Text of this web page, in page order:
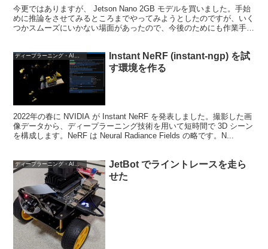
今更ではありますが、 Jetson Nano 2GB モデルを買いました。手始
めに推論をさせてみるところまでやってみようとしたのですが、いく
つかスムーズにいかない場面があったので、今後のためにも作業手順
ディープラーニング・AI関連
Instant NeRF (instant-ngp) を試
す環境を作る
2022年の春に NVIDIA が Instant NeRF を発表しました。撮影した画
像データから、ディープラーニング技術を用いて短時間で 3D シーン
を構成します。NeRF は Neural Radiance Fields の略です。N...
ディープラーニング・AI関連
JetBot でライントレースを走ら
せた